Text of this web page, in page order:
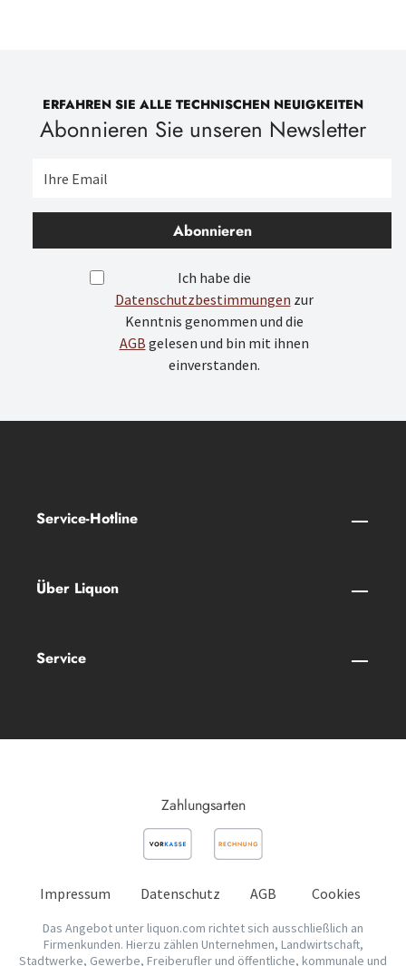
ERFAHREN SIE ALLE TECHNISCHEN NEUIGKEITEN
Abonnieren Sie unseren Newsletter
Abonnieren
Ich habe die
Datenschutzbestimmungen zur
Kenntnis genommen und die
AGB gelesen und bin mit ihnen
einverstanden.
Service-Hotline
Über Liquon
Service
Zahlungsarten
Impressum Datenschutz AGB Cookies
Das Angebot unter liquon.com richtet sich ausschließlich an
Firmenkunden. Hierzu zählen Unternehmen, Landwirtschaft,
Stadtwerke, Gewerbe, Freiberufler und öffentliche, kommunale und